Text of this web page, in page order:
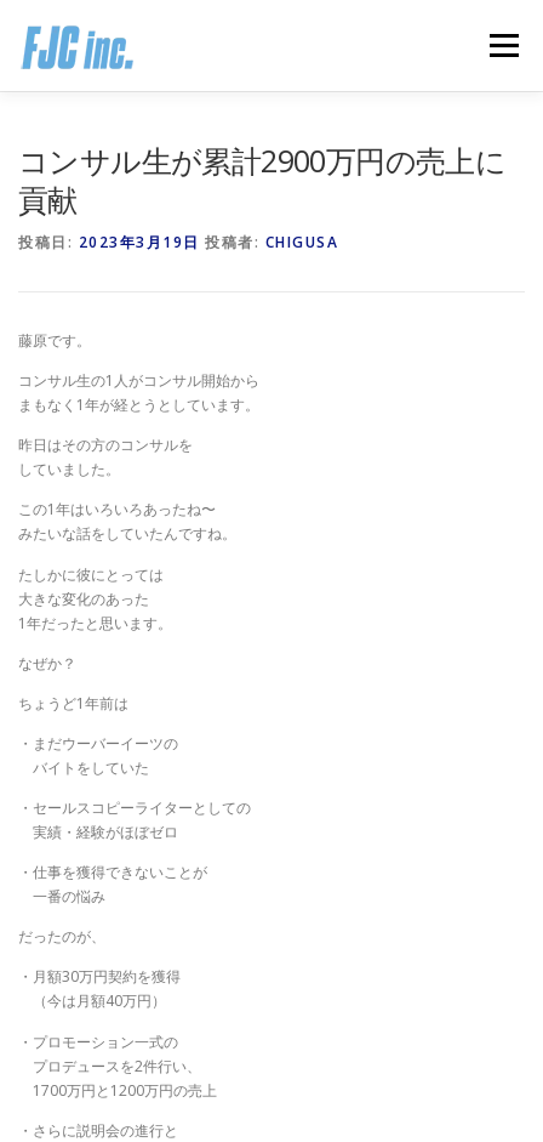
メニュー
コンサル生が累計2900万円の売上に
貢献
投稿日: 2023年3月19日 投稿者: CHIGUSA
藤原です。
コンサル生の1人がコンサル開始から
まもなく1年が経とうとしています。
昨日はその方のコンサルを
していました。
この1年はいろいろあったね〜
みたいな話をしていたんですね。
たしかに彼にとっては
大きな変化のあった
1年だったと思います。
なぜか？
ちょうど1年前は
・まだウーバーイーツの
バイトをしていた
・セールスコピーライターとしての
実績・経験がほぼゼロ
・仕事を獲得できないことが
一番の悩み
だったのが、
・月額30万円契約を獲得
（今は月額40万円）
・プロモーション一式の
プロデュースを2件行い、
1700万円と1200万円の売上
・さらに説明会の進行と